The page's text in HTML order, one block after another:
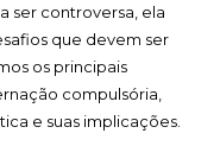
ser controversa, ela
que devem ser
os principais
compulsória,
e suas implicações.